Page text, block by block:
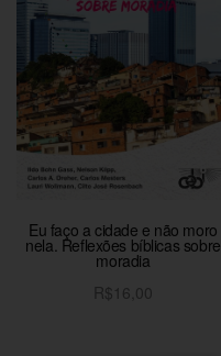
Eu faço a cidade e não moro
nela. Reflexões bíblicas sobre
moradia
R$ 16,00